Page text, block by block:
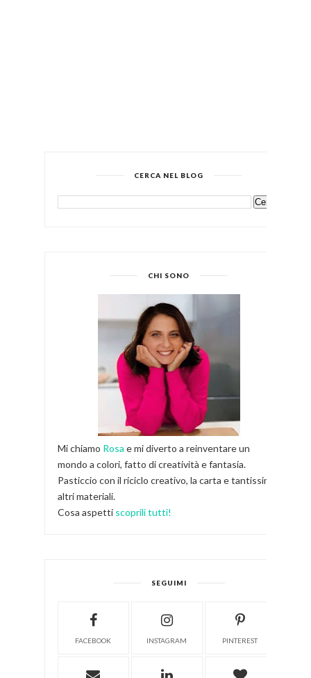
CERCA NEL BLOG
CHI SONO
Mi chiamo Rosa e mi diverto a reinventare un
mondo a colori, fatto di creatività e fantasia.
Pasticcio con il riciclo creativo, la carta e tantissimi
altri materiali.
Cosa aspetti scoprili tutti!
SEGUIMI
FACEBOOK INSTAGRAM PINTEREST